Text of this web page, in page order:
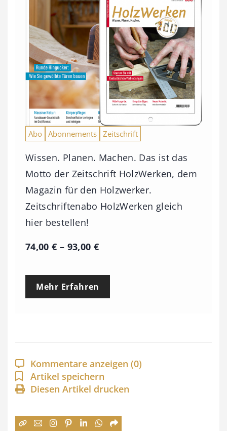
Abo Abonnements Zeitschrift
Wissen. Planen. Machen. Das ist das
Motto der Zeitschrift HolzWerken, dem
Magazin für den Holzwerker.
Zeitschriftenabo HolzWerken gleich
hier bestellen!
74,00€ – 93,00 €P
e
p
a
n
n
:
Mehr Erfahren
Kommentare anzeigen (0)
Artikel speichern
Diesen Artikel drucken